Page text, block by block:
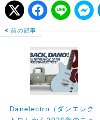
前の記事
Danelectro（ダンエレク